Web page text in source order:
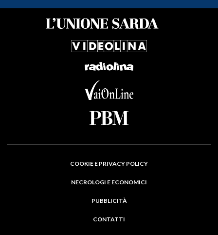
COOKIE E PRIVACY POLICY
NECROLOGI E ECONOMICI
PUBBLICITÀ
CONTATTI